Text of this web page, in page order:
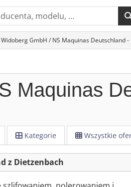
Widoberg GmbH / NS Maquinas Deutschland
Maquinas
Kategorie Wszystkie
z Dietzenbach